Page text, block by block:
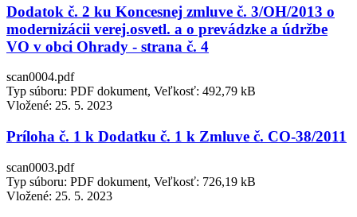
Dodatok č. 2 ku Koncesnej zmluve č. 3/OH/2013 o
modernizácii verej.osvetl. a o prevádzke a údržbe
VO v obci Ohrady - strana č. 4
scan0004.pdf
Typ súboru: PDF dokument, Veľkosť: 492,79 kB
Vložené: 25. 5. 2023
Príloha č. 1 k Dodatku č. 1 k Zmluve č. CO-38/2011
scan0003.pdf
Typ súboru: PDF dokument, Veľkosť: 726,19 kB
Vložené: 25. 5. 2023